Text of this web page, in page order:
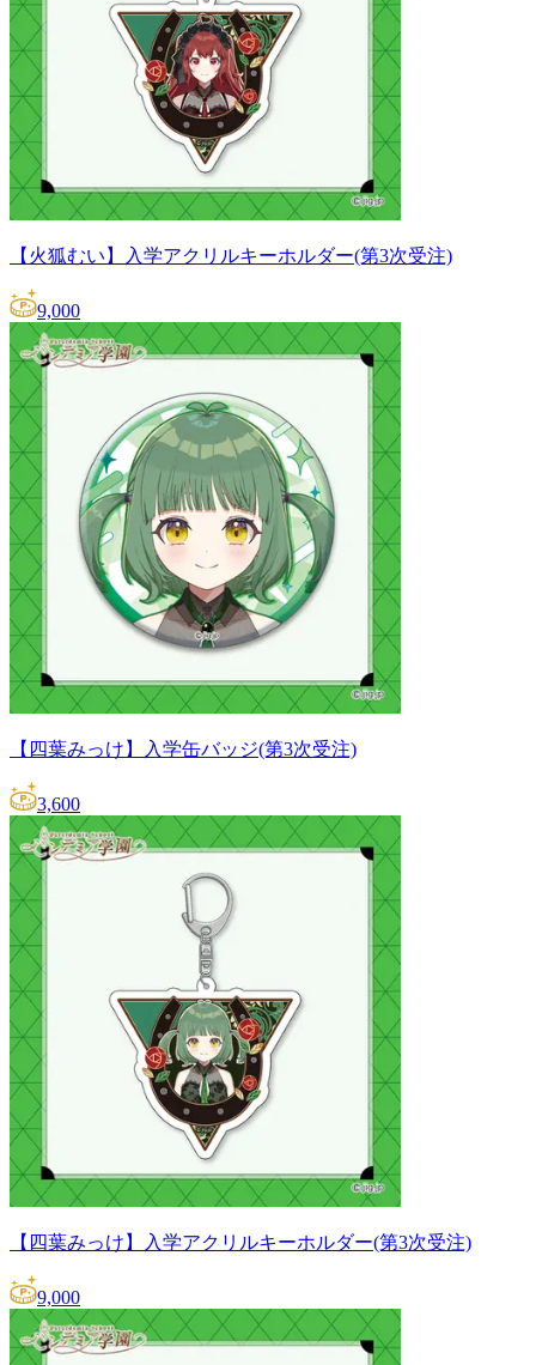
【火狐むい】入学アクリルキーホルダー(第3次受注)
9,000
【四葉みっけ】入学缶バッジ(第3次受注)
3,600
【四葉みっけ】入学アクリルキーホルダー(第3次受注)
9,000